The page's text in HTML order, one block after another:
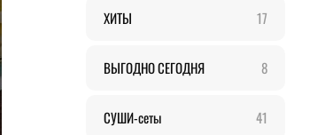
ХИТЫ 17
ВЫГОДНО СЕГОДНЯ 8
СУШИ-сеты 41